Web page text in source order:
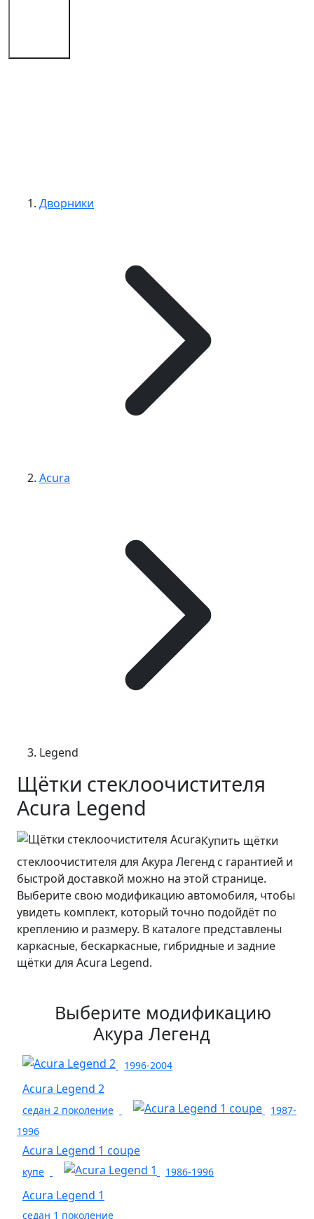
Дворники
Acura
Legend
Щётки стеклоочистителя
Acura Legend
Купить щётки
стеклоочистителя для Акура Легенд с гарантией и
быстрой доставкой можно на этой странице.
Выберите свою модификацию автомобиля, чтобы
увидеть комплект, который точно подойдёт по
креплению и размеру. В каталоге представлены
каркасные, бескаркасные, гибридные и задние
щётки для Acura Legend.
Выберите модификацию
Акура Легенд
1996-2004
Acura Legend 2
седан 2 поколение
1987-
1996
Acura Legend 1 coupe
купе 1986-1996
Acura Legend 1
седан 1 поколение